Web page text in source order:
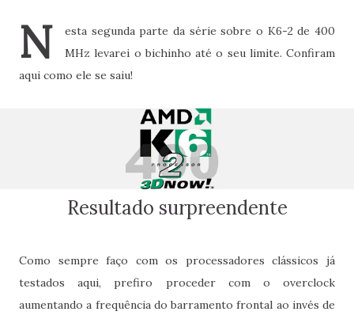
N
esta segunda parte da série sobre o K6-2 de 400
MHz levarei o bichinho até o seu limite. Confiram
aqui como ele se saiu!
Resultado surpreendente
Como sempre faço com os processadores clássicos já
testados aqui, prefiro proceder com o overclock
aumentando a frequência do barramento frontal ao invés de